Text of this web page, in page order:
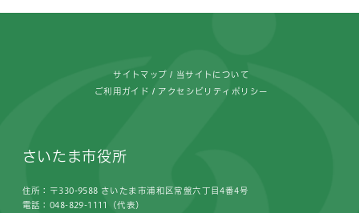
サイトマップ 当サイトについて
ご利用ガイド アクセシビリティポリシー
さいたま市役所
住所：〒330-9588 さいたま市浦和区常盤六丁目4番4号
電話：048-829-1111（代表）